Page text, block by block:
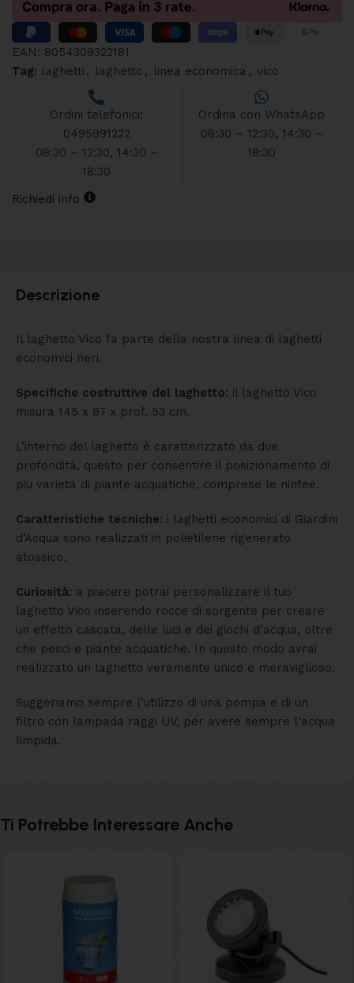
EAN: 8054309322181
Tag: laghetti , laghetto , linea economica , vico
Ordini telefonici:
0495991222
08:30 – 12:30, 14:30 –
18:30
Ordina con WhatsApp
08:30 – 12:30, 14:30 –
18:30
Richiedi info
Descrizione
Il laghetto Vico fa parte della nostra linea di laghetti
economici neri.
Specifiche costruttive del laghetto: il laghetto Vico
misura 145 x 87 x prof. 53 cm.
L’interno del laghetto è caratterizzato da due
profondità, questo per consentire il posizionamento di
più varietà di piante acquatiche, comprese le ninfee.
Caratteristiche tecniche: i laghetti economici di Giardini
d’Acqua sono realizzati in polietilene rigenerato
atossico.
Curiosità: a piacere potrai personalizzare il tuo
laghetto Vico inserendo rocce di sorgente per creare
un effetto cascata, delle luci e dei giochi d’acqua, oltre
che pesci e piante acquatiche. In questo modo avrai
realizzato un laghetto veramente unico e meraviglioso.
Suggeriamo sempre l’utilizzo di una pompa e di un
filtro con lampada raggi UV, per avere sempre l’acqua
limpida.
Ti Potrebbe Interessare Anche